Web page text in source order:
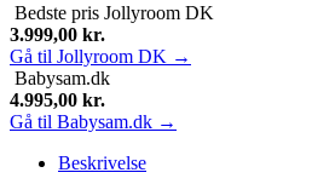
Bedste pris Jollyroom DK
3.999,00 kr.
Gå til Jollyroom DK →
Babysam.dk
4.995,00 kr.
Gå til Babysam.dk →
Beskrivelse